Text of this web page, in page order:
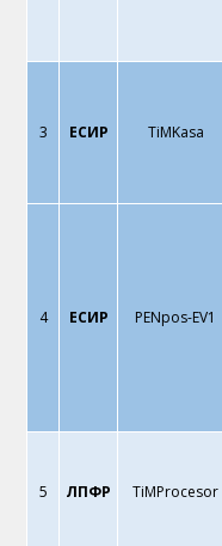
3 ЕСИР TiMKasa
4 ЕСИР PENpos-EV1
5 ЛПФР TiMProcesor